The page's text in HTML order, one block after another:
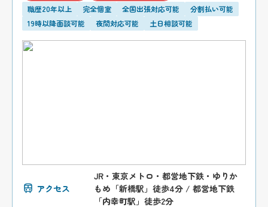
職歴20年以上 完全個室 全国出張対応可能
分割払い可能
19時以降面談可能
夜間対応可能 土日相談可能
アクセス
JR・東京メトロ・都営地下鉄・ゆりか
もめ「新橋駅」徒歩4分 / 都営地下鉄
「内幸町駅」徒歩2分